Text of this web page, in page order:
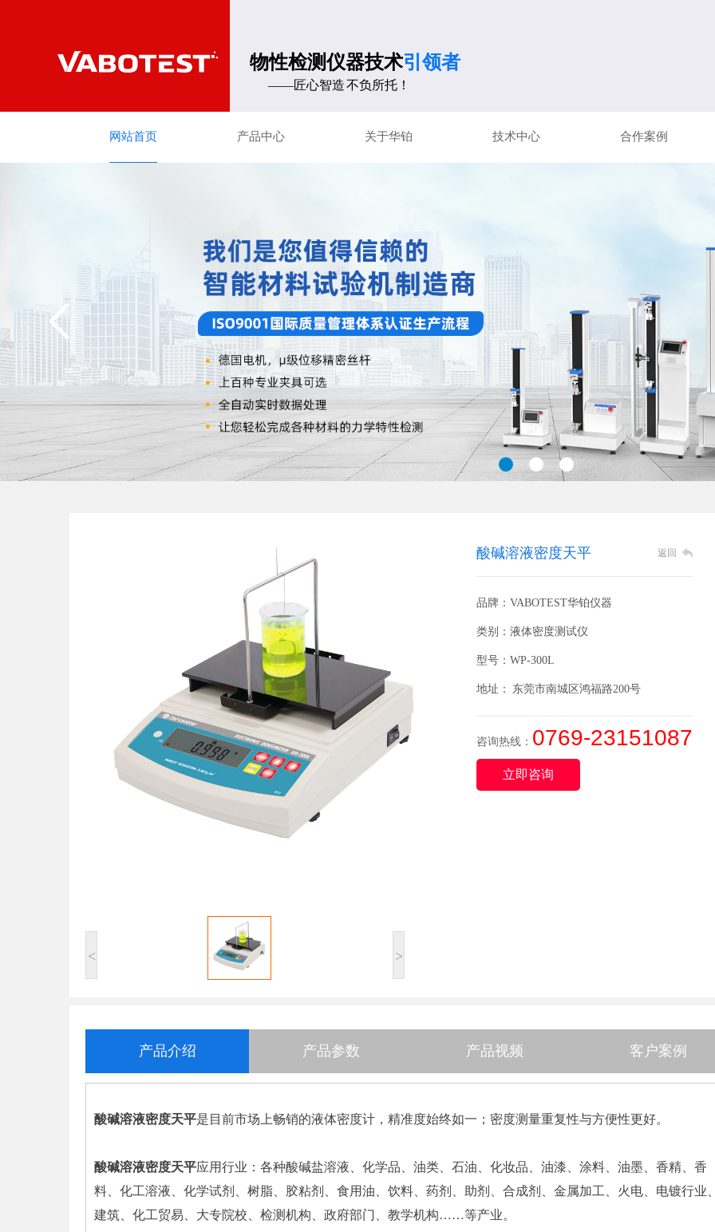
物性检测仪器技术引领者
——匠心智造 不负所托！
网站首页 产品中心 关于华铂 技术中心 合作案例
< >
酸碱溶液密度天平 返回
品牌：VABOTEST华铂仪器
类别：液体密度测试仪
型号：WP-300L
地址： 东莞市南城区鸿福路200号
咨询热线： 0769-23151087
立即咨询
产品介绍 产品参数 产品视频 客户案例
酸碱溶液密度天平是目前市场上畅销的液体密度计，精准度始终如一；密度测量重复性与方便性更好。
酸碱溶液密度天平应用行业：各种酸碱盐溶液、化学品、油类、石油、化妆品、油漆、涂料、油墨、香精、香
料、化工溶液、化学试剂、树脂、胶粘剂、食用油、饮料、药剂、助剂、合成剂、金属加工、火电、电镀行业
建筑、化工贸易、大专院校、检测机构、政府部门、教学机构……等产业。